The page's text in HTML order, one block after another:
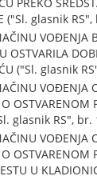
("Sl. glasnik
VOĐENJA
OSTVARILA
("Sl. glasnik
VOĐENJA
O OSTVARENOM
glasnik RS", br.
VOĐENJA
O
U